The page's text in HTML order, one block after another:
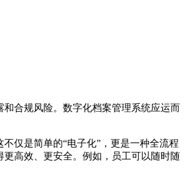
合规风险。数字化档案管理系统应运而
仅是简单的“电子化”，更是一种全流程
高效、更安全。例如，员工可以随时随